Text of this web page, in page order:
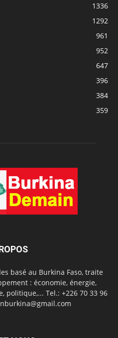
1336
1292
961
952
647
396
384
359
basé au Burkina Faso, traite
: économie, énergie,
politique,... Tel.: +226 70 33 96